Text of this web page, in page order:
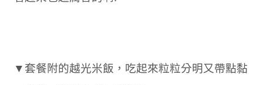
▼套餐附的越光米飯，吃起來粒粒分明又帶點黏